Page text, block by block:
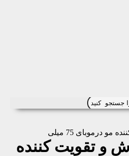
درموبای 75 میلی
و تقویت کننده